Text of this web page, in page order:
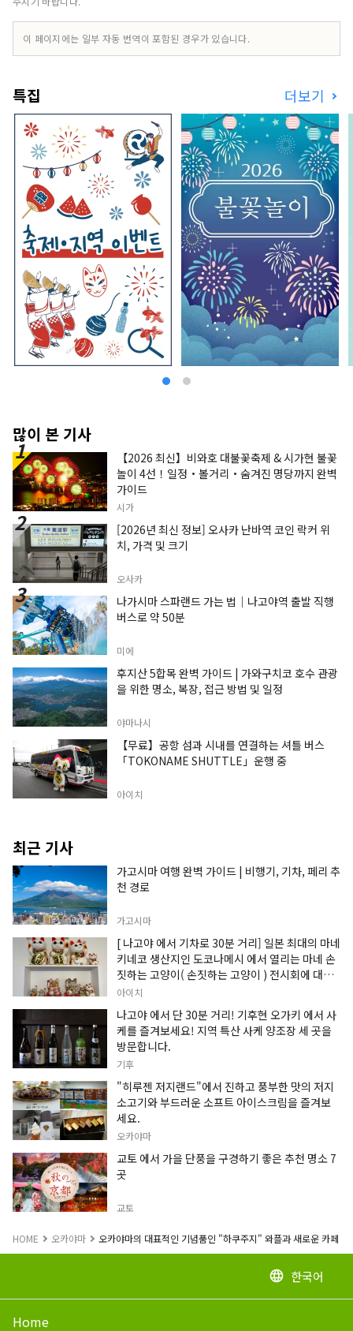
보세요! 오카야마 에는 오카야마 성, 일본 3대 정원
중 하나인 오카야마 고라쿠엔, 역사와 문화, 예술을
이 페이지에는 일부 자동 번역이 포함된 경우가 있습니다.
특집 더보기
많이 본 기사
【2026 최신】비와호 대불꽃축제 & 시가현 불꽃
놀이 4선！일정・볼거리・숨겨진 명당까지 완벽
가이드
시가
[2026년 최신 정보] 오사카 난바역 코인 락커 위
치, 가격 및 크기
오사카
나가시마 스파랜드 가는 법｜나고야역 출발 직행
버스로 약 50분
미에
후지산 5합목 완벽 가이드 | 가와구치코 호수 관광
을 위한 명소, 복장, 접근 방법 및 일정
야마나시
【무료】공항 섬과 시내를 연결하는 셔틀 버스
「TOKONAME SHUTTLE」운행 중
아이치
최근 기사
가고시마 여행 완벽 가이드 | 비행기, 기차, 페리 추
천 경로
가고시마
[ 나고야 에서 기차로 30분 거리] 일본 최대의 마네
키네코 생산지인 도코나메시 에서 열리는 마네 손
짓하는 고양이( 손짓하는 고양이 ) 전시회에 대한
정보입니다.
아이치
나고야 에서 단 30분 거리! 기후현 오가키 에서 사
케를 즐겨보세요! 지역 특산 사케 양조장 세 곳을
방문합니다.
기후
"히루젠 저지랜드"에서 진하고 풍부한 맛의 저지
소고기와 부드러운 소프트 아이스크림을 즐겨보
세요.
오카야마
교토 에서 가을 단풍을 구경하기 좋은 추천 명소 7
곳
교토
HOME 오카야마 오카야마의 대표적인 기념품인 "하쿠주지" 와플과 새로운 카페 경
language 한국어
Home